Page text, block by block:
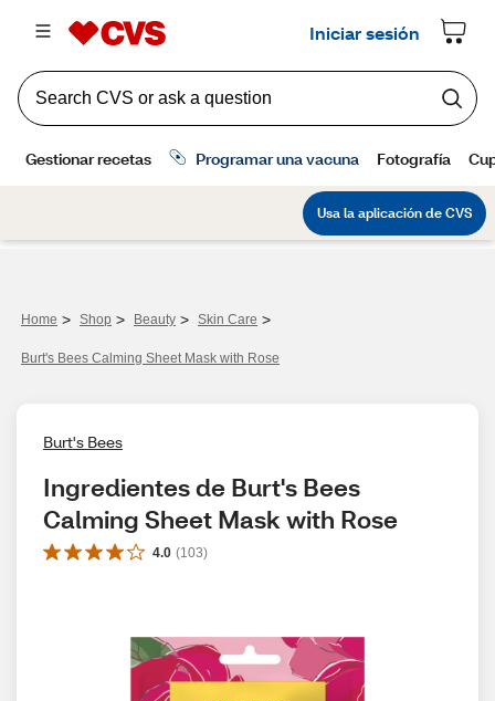
Home > Shop > Beauty > Skin Care >
Burt's Bees Calming Sheet Mask with Rose
Burt's Bees
Ingredientes de Burt's Bees
Calming Sheet Mask with Rose
4.0 (103)